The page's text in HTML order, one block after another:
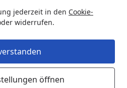
jederzeit in den Cookie-
widerrufen.
öffnen